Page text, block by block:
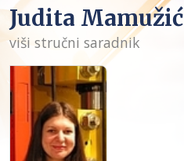
Judita Mamužić
viši stručni saradnik